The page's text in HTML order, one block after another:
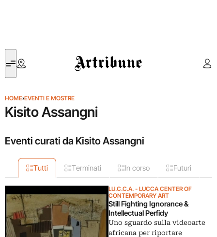
Artribune
HOME›EVENTI E MOSTRE
Kisito Assangni
Eventi curati da Kisito Assangni
Tutti Terminati In corso Futuri
LU.C.C.A. - LUCCA CENTER OF
CONTEMPORARY ART
Still Fighting Ignorance &
Intellectual Perfidy
Uno sguardo sulla videoarte
africana per riportare